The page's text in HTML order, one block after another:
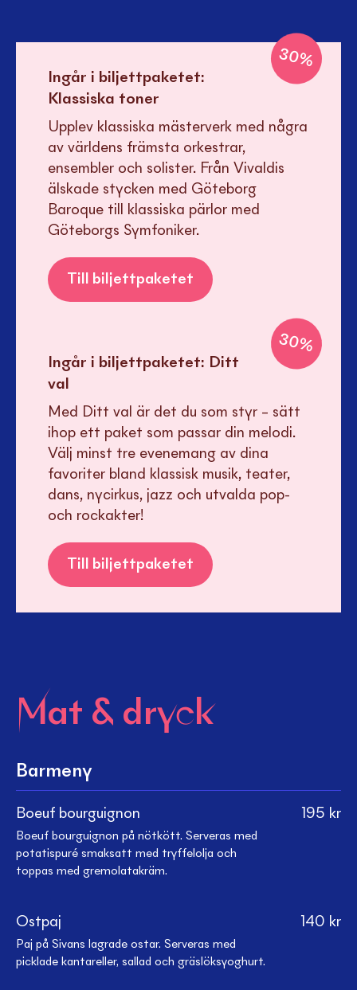
Ingår i biljettpaketet:
Klassiska toner
Upplev klassiska mästerverk med några
av världens främsta orkestrar,
ensembler och solister. Från Vivaldis
älskade stycken med Göteborg
Baroque till klassiska pärlor med
Göteborgs Symfoniker.
Till biljettpaketet
30%
Ingår i biljettpaketet: Ditt
val
Med Ditt val är det du som styr – sätt
ihop ett paket som passar din melodi.
Välj minst tre evenemang av dina
favoriter bland klassisk musik, teater,
dans, nycirkus, jazz och utvalda pop-
och rockakter!
Till biljettpaketet
30%
Mat & dryck
Barmeny
Boeuf bourguignon 195 kr
Boeuf bourguignon på nötkött. Serveras med
potatispuré smaksatt med tryffelolja och
toppas med gremolatakräm.
Ostpaj 140 kr
Paj på Sivans lagrade ostar. Serveras med
picklade kantareller, sallad och gräslöksyoghurt.